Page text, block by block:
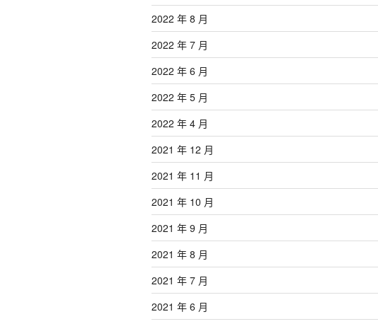
2022 年 8 月
2022 年 7 月
2022 年 6 月
2022 年 5 月
2022 年 4 月
2021 年 12 月
2021 年 11 月
2021 年 10 月
2021 年 9 月
2021 年 8 月
2021 年 7 月
2021 年 6 月